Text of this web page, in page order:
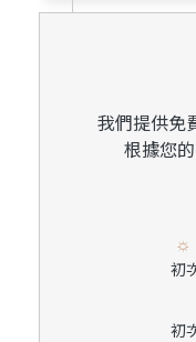
我們提供免
根據您
初
初